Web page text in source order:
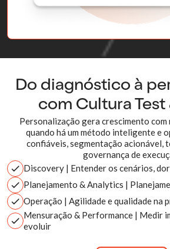
Do diagnóstico à
com Cultura Test
Personalização gera crescimento
quando há um método inteligente e
confiáveis, segmentação acionável,
governança de
Discovery | Entender os cenários,
Planejamento & Analytics |
Operação | Agilidade e qualidade na
Mensuração & Performance | Medir
evoluir